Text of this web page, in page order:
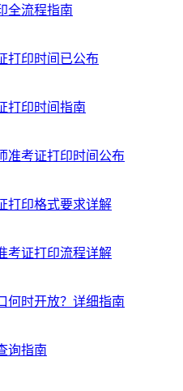
全流程指南
打印时间已公布
打印时间指南
准考证打印时间公布
打印格式要求详解
考证打印流程详解
何时开放？详细指南
询指南